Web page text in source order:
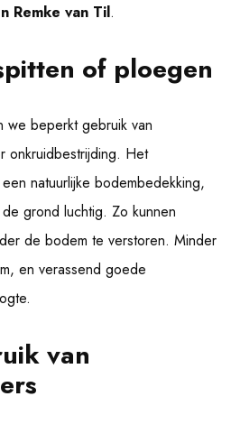
Remke van Til.
of ploegen
we beperkt gebruik van
onkruidbestrijding. Het
natuurlijke bodembedekking,
grond luchtig. Zo kunnen
de bodem te verstoren. Minder
en verassend goede
van